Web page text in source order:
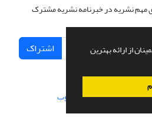
از ارائه بهترین
مهم نشریه در خبرنامه نشریه مشترک
اشتراک
طراحی و پیاده سازی از سیناوب